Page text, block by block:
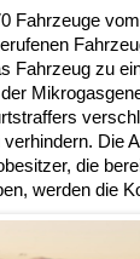
Fahrzeuge
Fahrzeug zu
Die
die
werden die